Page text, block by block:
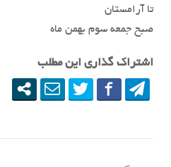
تا آرامستان
صبح جمعه سوم بهمن ماه
اشتراک گذاری این مطلب